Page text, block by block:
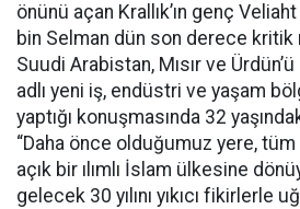
önünü açan Krallık’ın genç
bin Selman dün son derece
Suudi Arabistan, Mısır ve
adlı yeni iş, endüstri ve yaşam
yaptığı konuşmasında 32
“Daha önce olduğumuz yere,
açık bir ılımlı İslam ülkesine
gelecek 30 yılını yıkıcı fikirlerle